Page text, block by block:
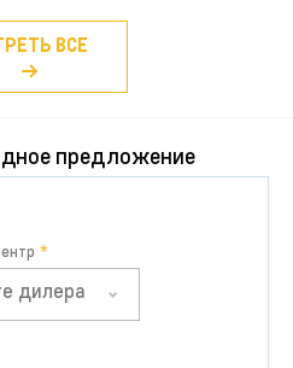
ВСЕ
предложение
дилера